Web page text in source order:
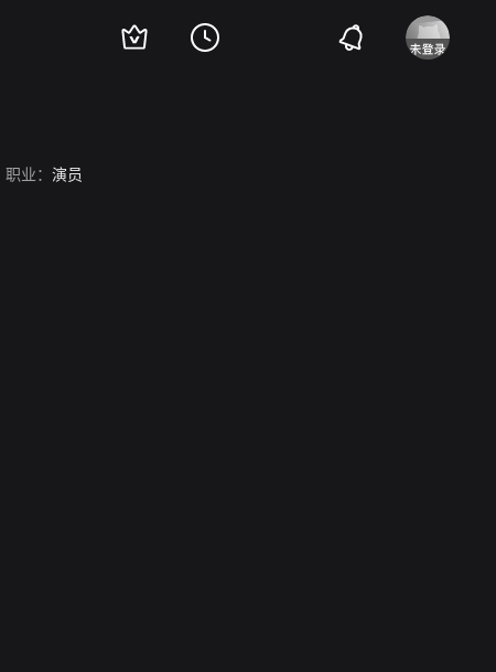
职业： 演员